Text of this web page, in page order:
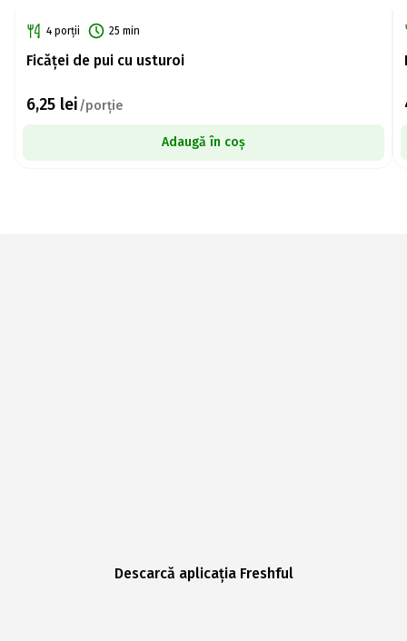
4 porții 25 min
Ficăței de pui cu usturoi
6,25 lei/porție
Adaugă în coș
Descarcă aplicația Freshful